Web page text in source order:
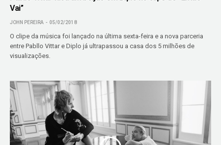
Vai”
JOHN PEREIRA 05/02/2018
O clipe da música foi lançado na última sexta-feira e a nova parceria
entre Pabllo Vittar e Diplo já ultrapassou a casa dos 5 milhões de
visualizações.